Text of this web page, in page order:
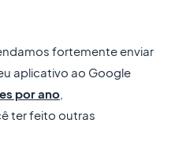
fortemente enviar
aplicativo ao Google
por ano,
ter feito outras